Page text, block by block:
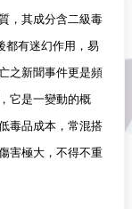
，其成分含二級毒
都有迷幻作用，易
之新聞事件更是頻
它是一變動的概
毒品成本，常混搭
害極大，不得不重